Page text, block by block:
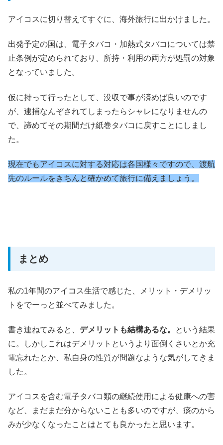
アイコスに切り替えてすぐに、海外旅行に出かけました。
出発予定の国は、電子タバコ・加熱式タバコについては禁
止条例が定められており、所持・利用の両方が処罰の対象
となっていました。
仮に持って行ったとして、没収で事が済めば良いのです
が、逮捕なんぞされてしまったらシャレになりませんの
で、諦めてその期間だけ紙巻タバコに戻すことにしまし
た。
現在でもアイコスに対する対応は各国様々ですので、渡航
先のルールをきちんと確かめて旅行に備えましょう。
まとめ
私の1年間のアイコス生活で感じた、メリット・デメリッ
トをでーっと並べてみました。
書き連ねてみると、 デメリットも結構あるな。
という結果
に。しかしこれはデメリットというより面倒くさいとか充
電忘れたとか、私自身の性質が問題なような気がしてきま
した。
アイコスを含む電子タバコ類の継続使用による健康への害
など、まだまだ分からないことも多いのですが、痰のから
みが少なくなったことはとても良かったと思います。